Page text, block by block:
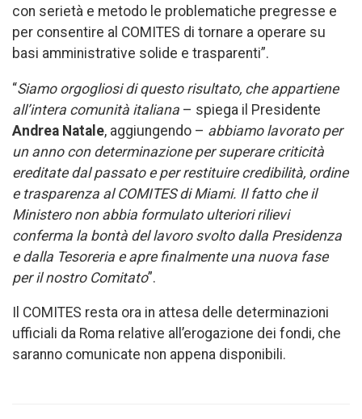
con serietà e metodo le problematiche pregresse e
per consentire al COMITES di tornare a operare su
basi amministrative solide e trasparenti”.
“Siamo orgogliosi di questo risultato, che appartiene
all’intera comunità italiana – spiega il Presidente
Andrea Natale, aggiungendo – abbiamo lavorato per
un anno con determinazione per superare criticità
ereditate dal passato e per restituire credibilità, ordine
e trasparenza al COMITES di Miami. Il fatto che il
Ministero non abbia formulato ulteriori rilievi
conferma la bontà del lavoro svolto dalla Presidenza
e dalla Tesoreria e apre finalmente una nuova fase
per il nostro Comitato”.
Il COMITES resta ora in attesa delle determinazioni
ufficiali da Roma relative all’erogazione dei fondi, che
saranno comunicate non appena disponibili.